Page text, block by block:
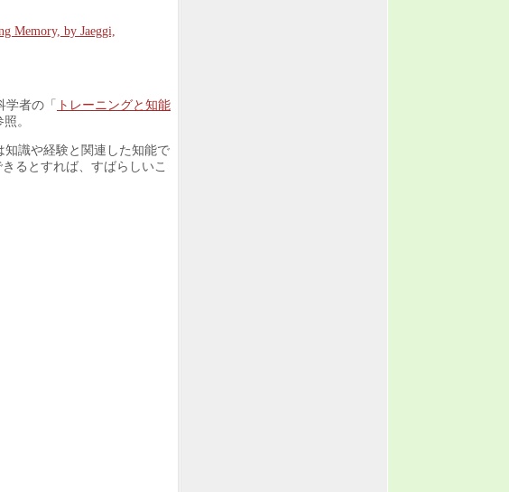
Memory, by Jaeggi,
学者の「
トレーニングと知能
。
知識や経験と関連した知能で
るとすれば、すばらしいこ